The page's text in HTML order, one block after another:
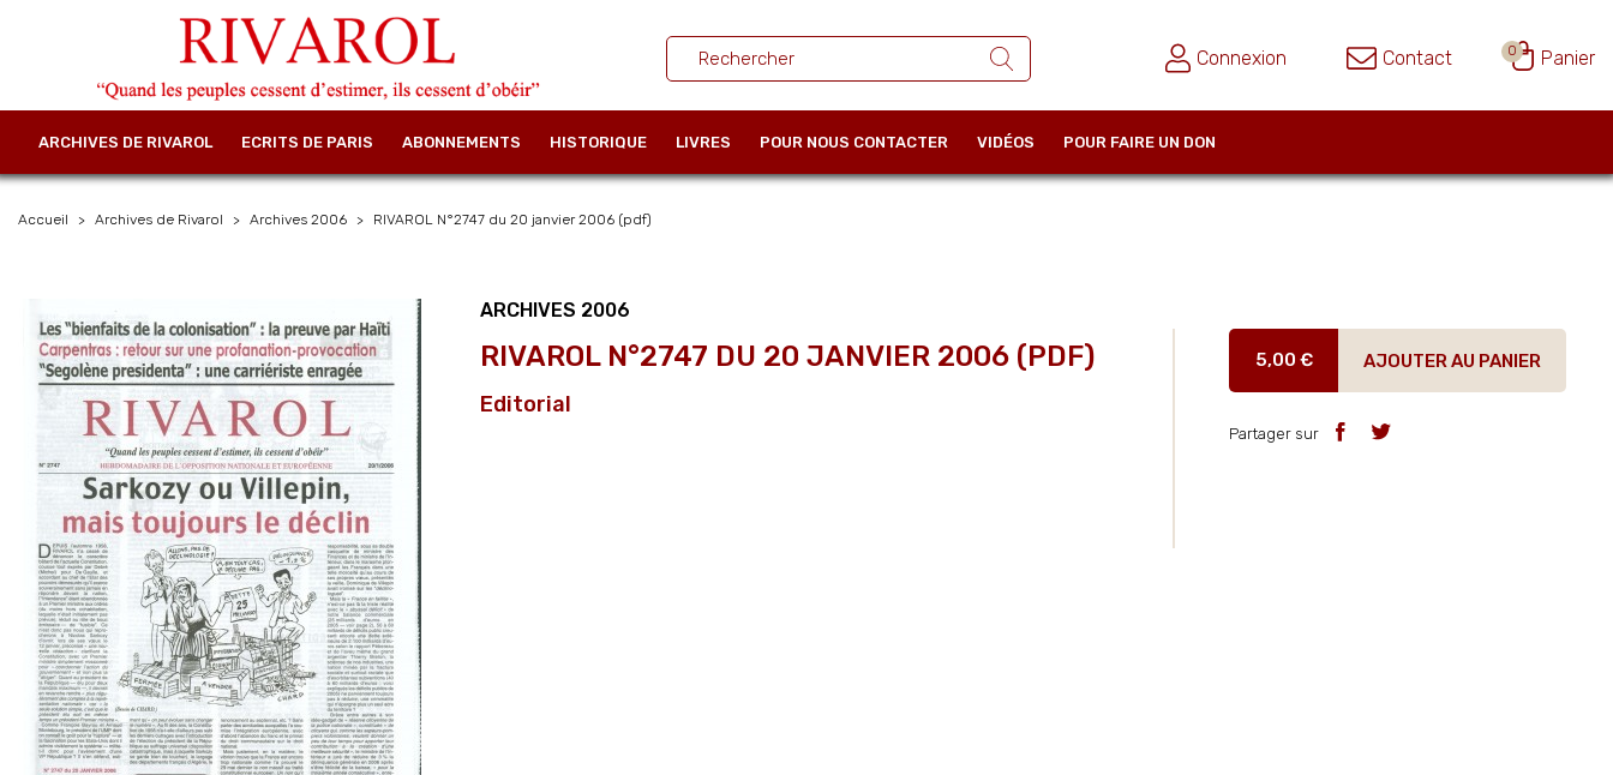
Connexion Contact 0 Panier
ARCHIVES DE RIVAROL ECRITS DE PARIS ABONNEMENTS HISTORIQUE LIVRES POUR NOUS CONTACTER VIDÉOS POUR FAIRE UN DON
Accueil Archives de Rivarol Archives 2006 RIVAROL N°2747 du 20 janvier 2006 (pdf)
ARCHIVES 2006
RIVAROL N°2747 DU 20 JANVIER 2006 (PDF)
Editorial
5,00 € AJOUTER AU PANIER
Partager sur